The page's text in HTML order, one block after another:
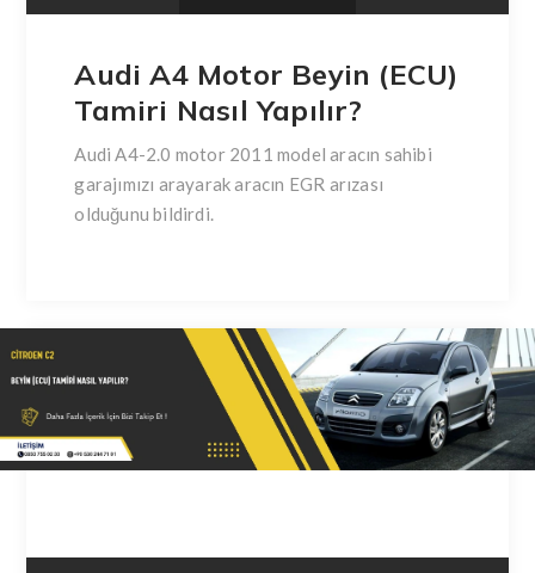
Audi A4 Motor Beyin (ECU)
Tamiri Nasıl Yapılır?
Audi A4-2.0 motor 2011 model aracın sahibi
garajımızı arayarak aracın EGR arızası
olduğunu bildirdi.